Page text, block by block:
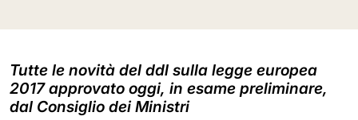
Tutte le novità del ddl sulla legge europea
2017 approvato oggi, in esame preliminare,
dal Consiglio dei Ministri